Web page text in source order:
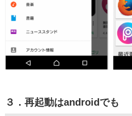
３．再起動はandroidでも